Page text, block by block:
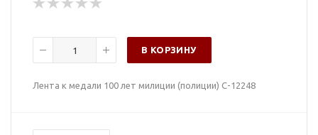
В КОРЗИНУ
Лента к медали 100 лет милиции (полиции) С-12248